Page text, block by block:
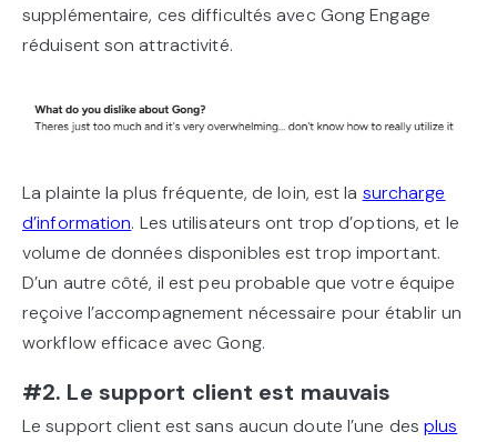
supplémentaire, ces difficultés avec Gong Engage
réduisent son attractivité.
La plainte la plus fréquente, de loin, est la surcharge
d’information. Les utilisateurs ont trop d’options, et le
volume de données disponibles est trop important.
D’un autre côté, il est peu probable que votre équipe
reçoive l’accompagnement nécessaire pour établir un
workflow efficace avec Gong.
#2. Le support client est mauvais
Le support client est sans aucun doute l’une des plus